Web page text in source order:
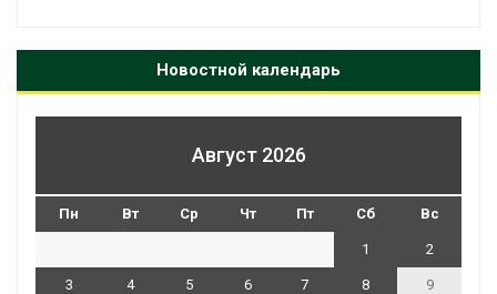
Новостной календарь
Август 2026
Пн Вт Ср Чт Пт Сб Вс
1 2
3 4 5 6 7 8 9